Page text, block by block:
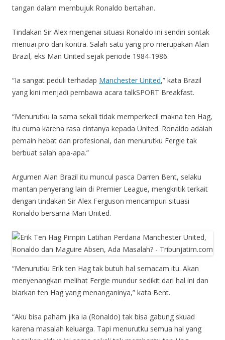
tangan dalam membujuk Ronaldo bertahan.
Tindakan Sir Alex mengenai situasi Ronaldo ini sendiri sontak
menuai pro dan kontra. Salah satu yang pro merupakan Alan
Brazil, eks Man United sejak periode 1984-1986.
“Ia sangat peduli terhadap Manchester United,” kata Brazil
yang kini menjadi pembawa acara talkSPORT Breakfast.
“Menurutku ia sama sekali tidak memperkecil makna ten Hag,
itu cuma karena rasa cintanya kepada United. Ronaldo adalah
pemain hebat dan profesional, dan menurutku Fergie tak
berbuat salah apa-apa.”
Argumen Alan Brazil itu muncul pasca Darren Bent, selaku
mantan penyerang lain di Premier League, mengkritik terkait
dengan tindakan Sir Alex Ferguson mencampuri situasi
Ronaldo bersama Man United.
“Menurutku Erik ten Hag tak butuh hal semacam itu. Akan
menyenangkan melihat Fergie mundur sedikit dari hal ini dan
biarkan ten Hag yang menanganinya,” kata Bent.
“Aku bisa paham jika ia (Ronaldo) tak bisa gabung skuad
karena masalah keluarga. Tapi menurutku semua hal yang